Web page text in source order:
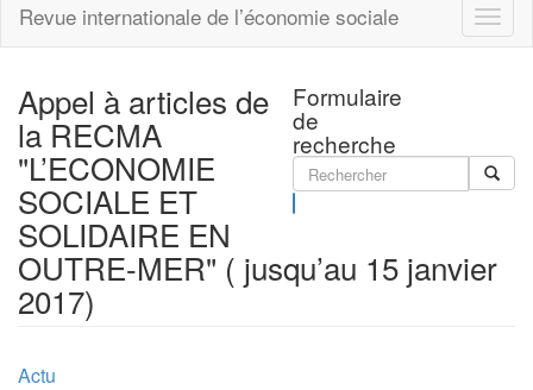
Revue internationale de l’économie sociale
Toggle
Formulaire
de
recherche
Appel à articles de
la RECMA
"L’ECONOMIE
SOCIALE ET
SOLIDAIRE EN
OUTRE-MER" ( jusqu’au 15 janvier
2017)
Actu